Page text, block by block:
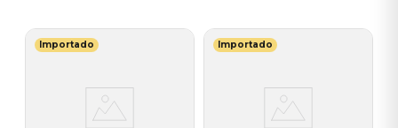
Importado Importado